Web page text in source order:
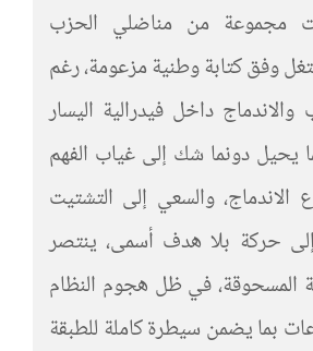
مجموعة من مناضلي الحزب
وفق كتابة وطنية مزعومة، رغم
داخل فيدرالية اليسار
يحيل دونما شك إلى غياب الفهم
الاندماج، والسعي إلى التشتيت
حركة بلا هدف أسمى، ينتصر
المسحوقة، في ظل هجوم النظام
بما يضمن سيطرة كاملة للطبقة